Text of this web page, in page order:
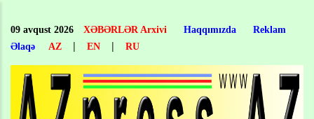
main
content
09 avqust 2026 XƏBƏRLƏR Arxivi Haqqımızda
Reklam
Əlaqə
AZ | EN | RU